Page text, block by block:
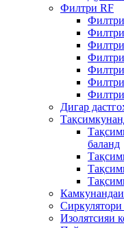
Филтри RF
Филтри
Филтри
Дигар
баланд
Сиркулятори
Изолятсияи